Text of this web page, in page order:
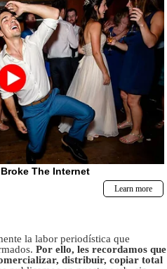
la labor periodística que
Por ello, les recordamos que
distribuir, copiar total